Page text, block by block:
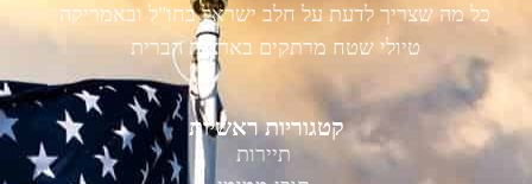
כל מה שצריך לדעת על חלב ישראל בחו"ל ובאמריקה
טיולי שטח מרתקים בארצות הברית
קטגוריות ראשיות
תיירות